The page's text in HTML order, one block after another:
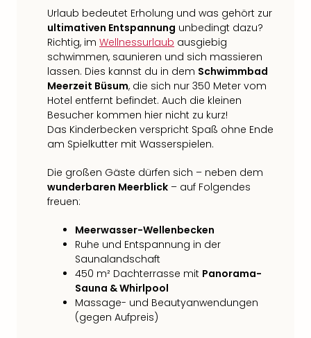
Urlaub bedeutet Erholung und was gehört zur
ultimativen Entspannung unbedingt dazu?
Richtig, im Wellnessurlaub ausgiebig
schwimmen, saunieren und sich massieren
lassen. Dies kannst du in dem Schwimmbad
Meerzeit Büsum, die sich nur 350 Meter vom
Hotel entfernt befindet. Auch die kleinen
Besucher kommen hier nicht zu kurz!
Das Kinderbecken verspricht Spaß ohne Ende
am Spielkutter mit Wasserspielen.
Die großen Gäste dürfen sich – neben dem
wunderbaren Meerblick – auf Folgendes
freuen:
Meerwasser-Wellenbecken
Ruhe und Entspannung in der
Saunalandschaft
450 m² Dachterrasse mit Panorama-
Sauna & Whirlpool
Massage- und Beautyanwendungen
(gegen Aufpreis)